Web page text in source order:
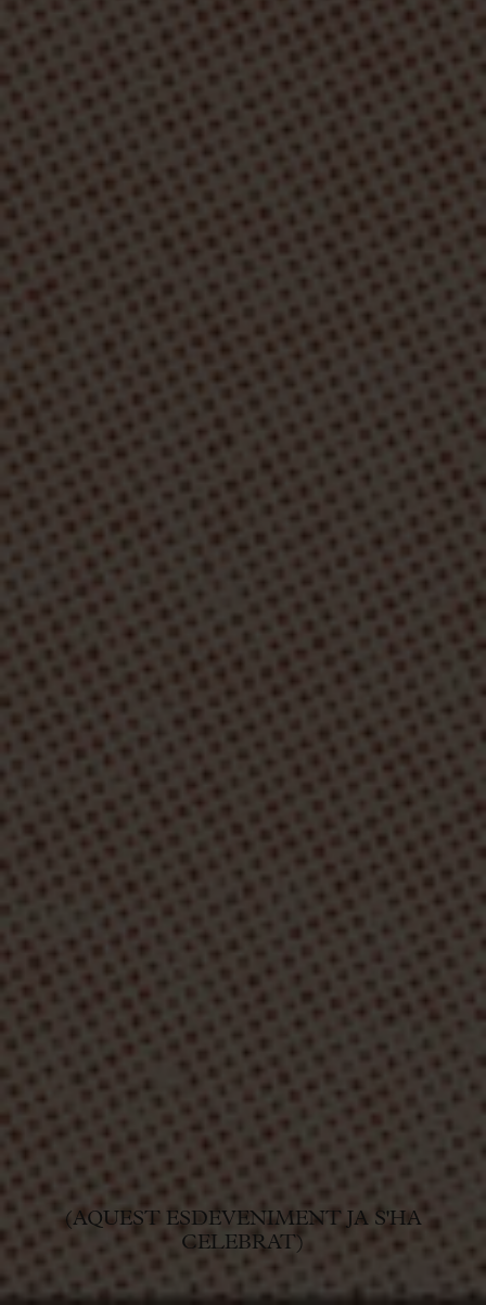
(AQUEST ESDEVENIMENT JA S'HA
CELEBRAT)